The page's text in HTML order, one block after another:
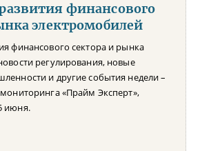
финансового
электромобилей
финансового сектора и рынка
регулирования, новые
и другие события недели –
«Прайм Эксперт»,
июня.